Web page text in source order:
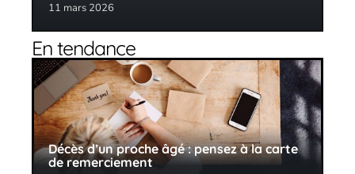
11 mars 2026
En tendance
Décès d’un proche âgé : pensez à la carte
de remerciement